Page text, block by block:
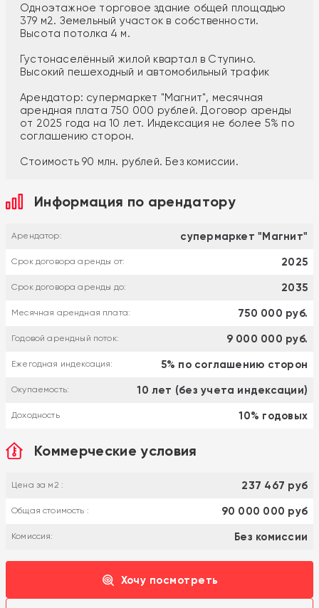
Одноэтажное торговое здание общей площадью
379 м2. Земельный участок в собственности.
Высота потолка 4 м.
Густoнаceлённый жилой квартал в Ступинo.
Высокий пeшexoдный и автoмобильный тpaфик
Арендатор: супермаркет "Магнит", месячная
арендная плата 750 000 рублей. Договор аренды
от 2025 года на 10 лет. Индексация не более 5% по
соглашению сторон.
Стоимость 90 млн. рублей. Без комиссии.
Информация по арендатору
Арендатор: супермаркет "Магнит"
Срок договора аренды от: 2025
Срок договора аренды до: 2035
Месячная арендная плата: 750 000 руб.
Годовой арендный поток: 9 000 000 руб.
Ежегодная индексация: 5% по соглашению сторон
Окупаемость: 10 лет (без учета индексации)
Доходность 10% годовых
Коммерческие условия
Цена за м2 : 237 467 руб
Общая стоимость : 90 000 000 руб
Комиссия: Без комиссии
Хочу посмотреть